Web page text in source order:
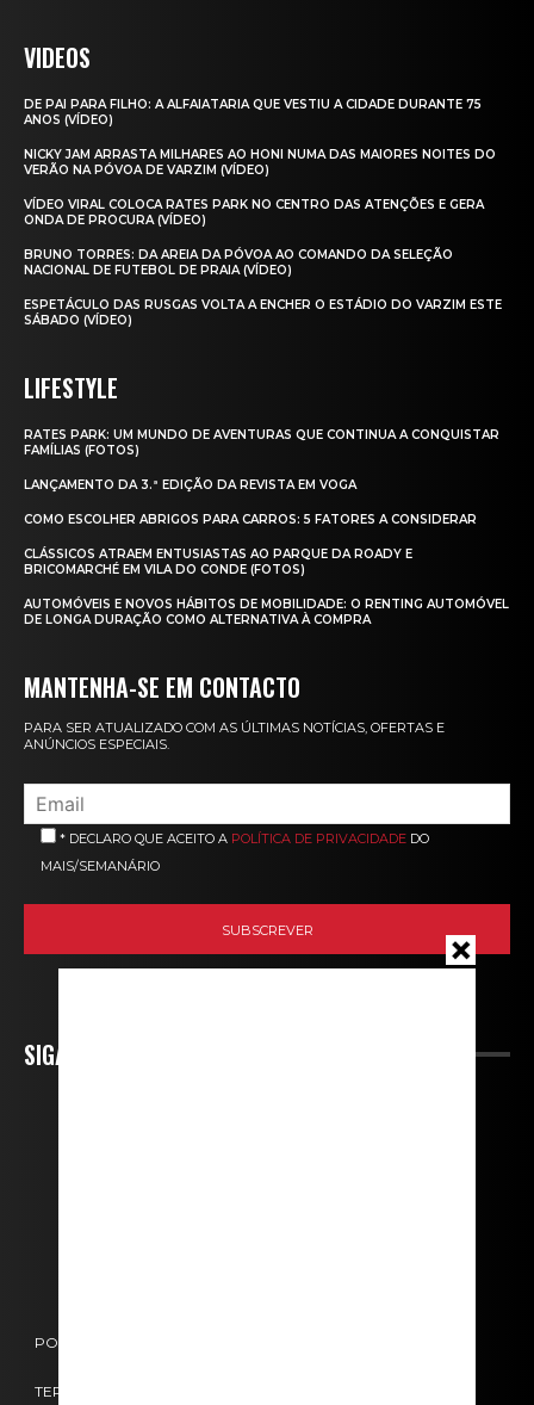
VIDEOS
DE PAI PARA FILHO: A ALFAIATARIA QUE VESTIU A CIDADE DURANTE 75
ANOS (VÍDEO)
NICKY JAM ARRASTA MILHARES AO HONI NUMA DAS MAIORES NOITES DO
VERÃO NA PÓVOA DE VARZIM (VÍDEO)
VÍDEO VIRAL COLOCA RATES PARK NO CENTRO DAS ATENÇÕES E GERA
ONDA DE PROCURA (VÍDEO)
BRUNO TORRES: DA AREIA DA PÓVOA AO COMANDO DA SELEÇÃO
NACIONAL DE FUTEBOL DE PRAIA (VÍDEO)
ESPETÁCULO DAS RUSGAS VOLTA A ENCHER O ESTÁDIO DO VARZIM ESTE
SÁBADO (VÍDEO)
LIFESTYLE
RATES PARK: UM MUNDO DE AVENTURAS QUE CONTINUA A CONQUISTAR
FAMÍLIAS (FOTOS)
LANÇAMENTO DA 3.ª EDIÇÃO DA REVISTA EM VOGA
COMO ESCOLHER ABRIGOS PARA CARROS: 5 FATORES A CONSIDERAR
CLÁSSICOS ATRAEM ENTUSIASTAS AO PARQUE DA ROADY E
BRICOMARCHÉ EM VILA DO CONDE (FOTOS)
AUTOMÓVEIS E NOVOS HÁBITOS DE MOBILIDADE: O RENTING AUTOMÓVEL
DE LONGA DURAÇÃO COMO ALTERNATIVA À COMPRA
MANTENHA-SE EM CONTACTO
PARA SER ATUALIZADO COM AS ÚLTIMAS NOTÍCIAS, OFERTAS E
ANÚNCIOS ESPECIAIS.
* DECLARO QUE ACEITO A POLÍTICA DE PRIVACIDADE DO
MAIS/SEMANÁRIO
SIGA-NOS
POLÍTICA DE COOKIES
TERMOS E CONDIÇÕES